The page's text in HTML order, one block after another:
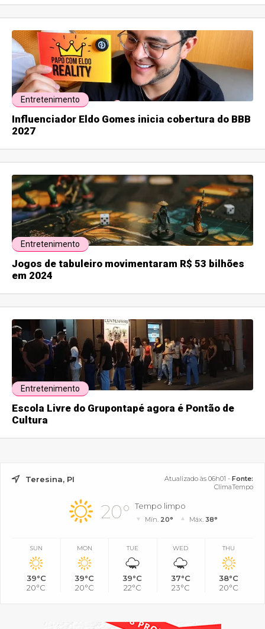
Entretenimento
Influenciador Eldo Gomes inicia cobertura do BBB
2027
Entretenimento
Jogos de tabuleiro movimentaram R$ 53 bilhões
em 2024
Entretenimento
Escola Livre do Grupontapé agora é Pontão de
Cultura
Teresina, PI Atualizado às 06h01 - Fonte:
ClimaTempo
20° Tempo limpo
Mín. 20° Máx. 38°
SUN
39°C
20°C
MON
39°C
20°C
TUE
39°C
22°C
WED
37°C
23°C
THU
38°C
20°C